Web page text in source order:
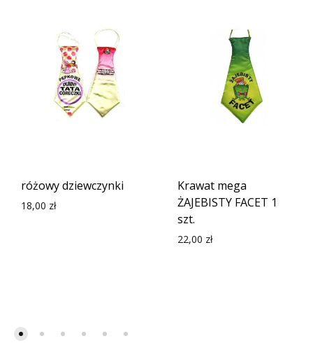
różowy dziewczynki
18,00 zł
Krawat mega
ŻAJEBISTY FACET 1
szt.
22,00 zł